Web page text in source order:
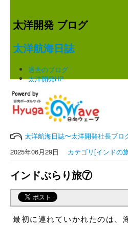
太洋開発 ブログ
太洋航海日誌
過去のブログ
太洋開発HP
太洋航海日誌〜太洋開発社長ブロ
2025年06月29日
カテゴリ[インドの
インドぶらり旅⑦
最初に連れていかれたのは、